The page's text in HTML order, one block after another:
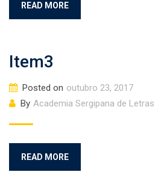
READ MORE
Item3
Posted on outubro 23, 2017
By Academia Sergipana de Letras
READ MORE